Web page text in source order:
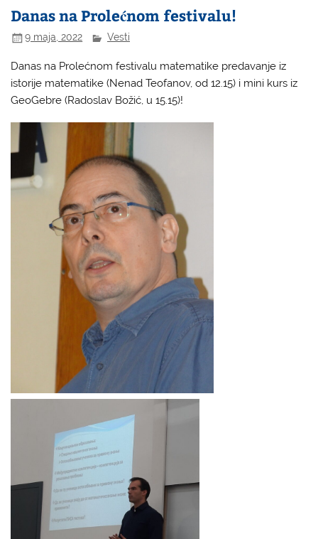
Danas na Prolećnom festivalu!
9 maja, 2022 Vesti
Danas na Prolećnom festivalu matematike predavanje iz
istorije matematike (Nenad Teofanov, od 12.15) i mini kurs iz
GeoGebre (Radoslav Božić, u 15.15)!